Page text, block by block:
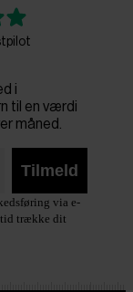
i
til en værdi
måned.
Tilmeld
via e-
tid trække dit